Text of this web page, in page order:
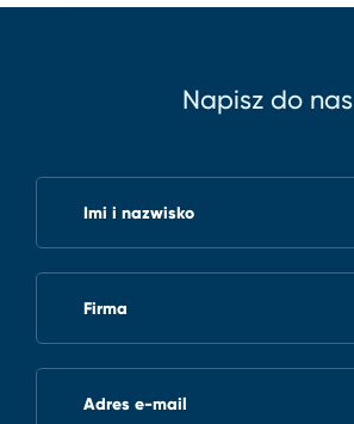
Napisz do nas
Imi i nazwisko
Firma
Adres e-mail